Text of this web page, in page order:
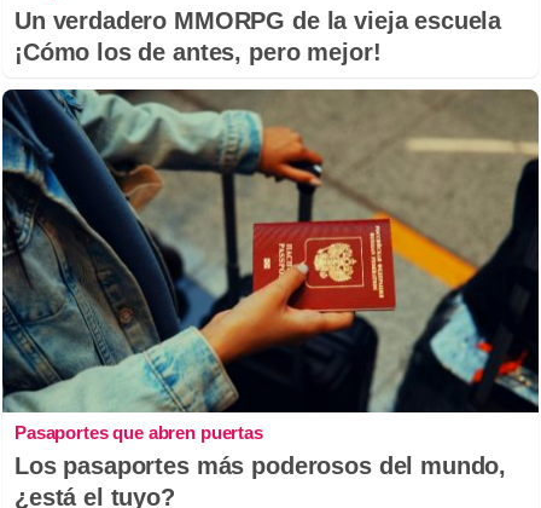
Un verdadero MMORPG de la vieja escuela
¡Cómo los de antes, pero mejor!
Pasaportes que abren puertas
Los pasaportes más poderosos del mundo,
¿está el tuyo?